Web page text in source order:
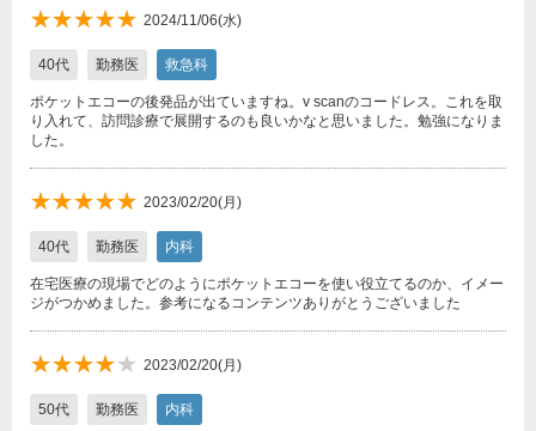
★★★★★
★★★★★ 2024/11/06(水)
40代 勤務医 救急科
ポケットエコーの後発品が出ていますね。v scanのコードレス。これを取
り入れて、訪問診療で展開するのも良いかなと思いました。勉強になりま
した。
★★★★★
★★★★★ 2023/02/20(月)
40代 勤務医 内科
在宅医療の現場でどのようにポケットエコーを使い役立てるのか、イメー
ジがつかめました。参考になるコンテンツありがとうございました
★★★★
★
★★★★★ 2023/02/20(月)
50代 勤務医 内科